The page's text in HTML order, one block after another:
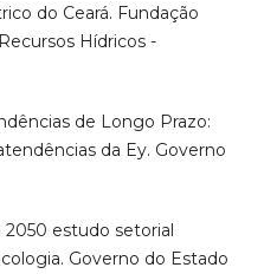
do Ceará. Fundação
Hídricos -
de Longo Prazo:
da Ey. Governo
2050 estudo setorial
Governo do Estado